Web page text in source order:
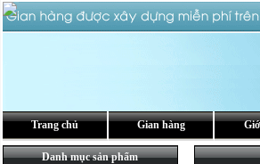
Trang chủ Gian hàng
Danh mục sản phẩm